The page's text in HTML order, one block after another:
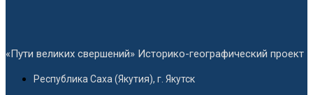
«Пути великих свершений» Историко-географический проект
Республика Саха (Якутия), г. Якутск